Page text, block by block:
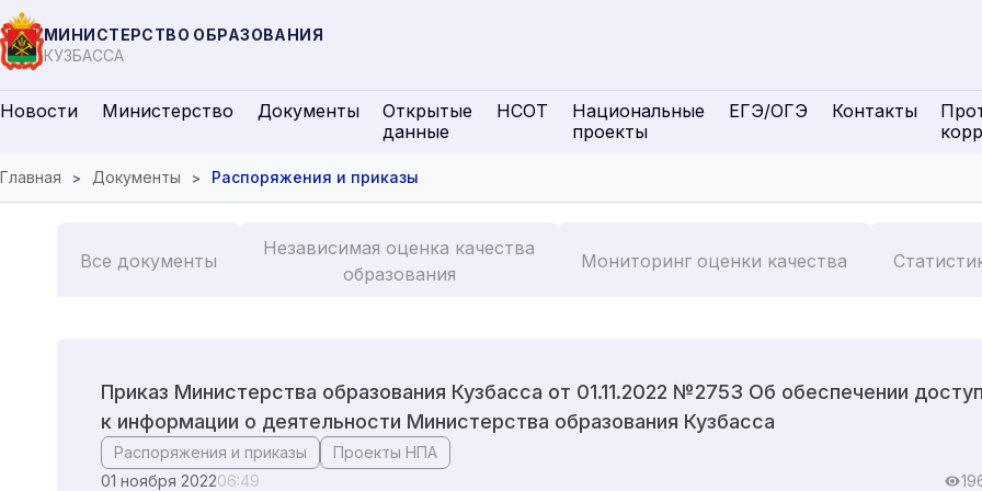
МИНИСТЕРСТВО ОБРАЗОВАНИЯ
КУЗБАССА
Новости Министерство Документы
Открытые
данные
НСОТ
Национальные
проекты
ЕГЭ/ОГЭ Контакты
Главная Документы Распоряжения и приказы
Все документы
Независимая оценка качества
образования
Мониторинг оценки качества
Приказ Министерства образования Кузбасса от 01.11.2022 №2753 Об обеспечении
к информации о деятельности Министерства образования Кузбасса
Распоряжения и приказы
Проекты НПА
01 ноября 202206:49